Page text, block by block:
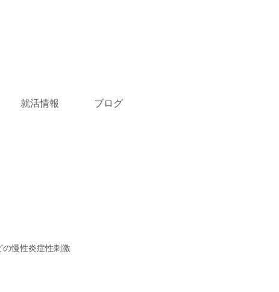
就活情報 ブログ
慢性炎症性刺激